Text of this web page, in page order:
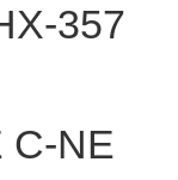
357
C-NE